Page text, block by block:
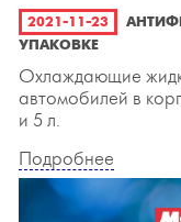
2021-11-23
УПАКОВКЕ
Охлаждающие
автомобилей в
и 5 л.
Подробнее